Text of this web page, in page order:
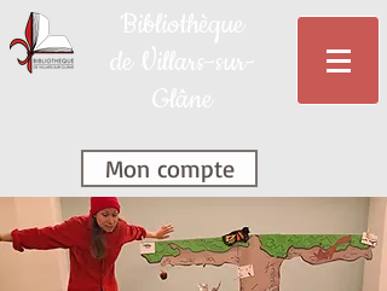
Mon compte